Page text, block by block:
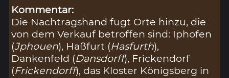
Kommentar:
Die Nachtragshand fügt Orte hinzu, die
von dem Verkauf betroffen sind: Iphofen
(Jphouen), Haßfurt (Hasfurth),
Dankenfeld (Dansdorff), Frickendorf
(Frickendorff), das Kloster Königsberg in